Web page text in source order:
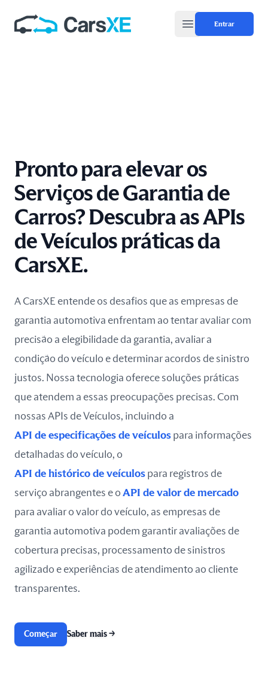
Open main menu
Entrar
Pronto para elevar os
Serviços de Garantia de
Carros? Descubra as APIs
de Veículos práticas da
CarsXE.
A CarsXE entende os desafios que as empresas de
garantia automotiva enfrentam ao tentar avaliar com
precisão a elegibilidade da garantia, avaliar a
condição do veículo e determinar acordos de sinistro
justos. Nossa tecnologia oferece soluções práticas
que atendem a essas preocupações precisas. Com
nossas APIs de Veículos, incluindo a
API de especificações de veículos para informações
detalhadas do veículo, o
API de histórico de veículos para registros de
serviço abrangentes e o API de valor de mercado
para avaliar o valor do veículo, as empresas de
garantia automotiva podem garantir avaliações de
cobertura precisas, processamento de sinistros
agilizado e experiências de atendimento ao cliente
transparentes.
Começar Saber mais →